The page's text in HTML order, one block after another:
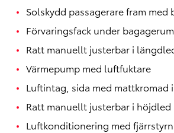
Solskydd passagerare fram med
Förvaringsfack under
Ratt manuellt justerbar i
Värmepump med luftfuktare
Luftintag, sida med mattkromad
Ratt manuellt justerbar i höjdled
Luftkonditionering med